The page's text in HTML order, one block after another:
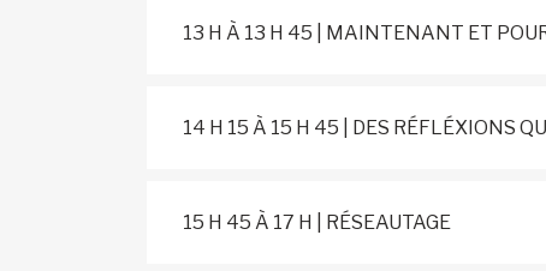
13 H À 13 H 45 |
14 H 15 À 15 H 45 | DES
15 H 45 À 17 H | RÉSEAUTAGE